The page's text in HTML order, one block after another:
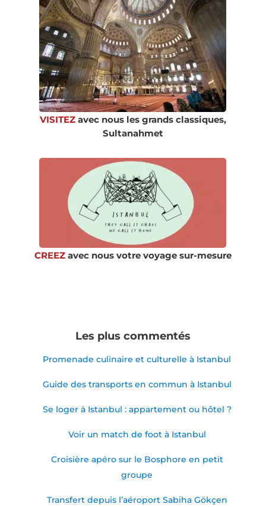
VISITEZ avec nous les grands classiques,
Sultanahmet
CREEZ avec nous votre voyage sur-mesure
Les plus commentés
Promenade culinaire et culturelle à Istanbul
Guide des transports en commun à Istanbul
Se loger à Istanbul : appartement ou hôtel ?
Voir un match de foot à Istanbul
Croisière apéro sur le Bosphore en petit
groupe
Transfert depuis l’aéroport Sabiha Gökçen